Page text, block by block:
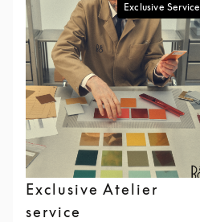
Exclusive Service
Exclusive Atelier
service